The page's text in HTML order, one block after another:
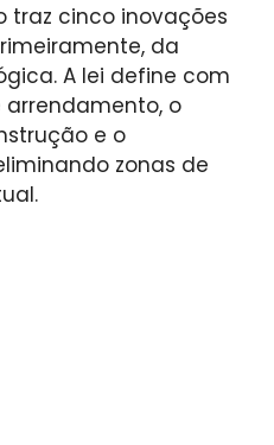
traz cinco inovações
da
A lei define com
o
e o
zonas de